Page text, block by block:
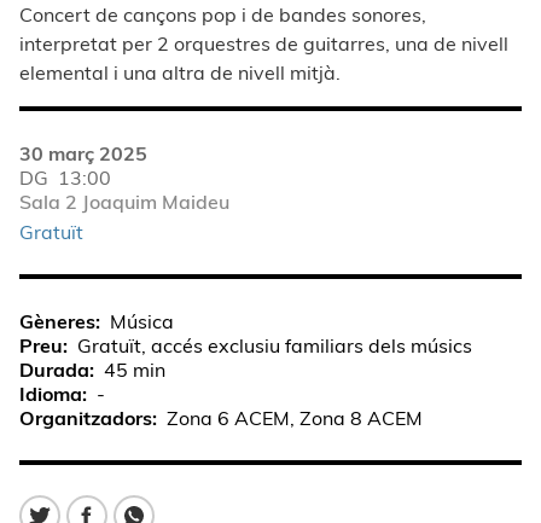
Concert de cançons pop i de bandes sonores,
interpretat per 2 orquestres de guitarres, una de nivell
elemental i una altra de nivell mitjà.
30 març 2025
DG 13:00
Sala 2 Joaquim Maideu
Gratuït
Gèneres
Música
Preu
Gratuït, accés exclusiu familiars dels músics
Durada
45 min
Idioma
-
Organitzadors Zona 6 ACEM, Zona 8 ACEM